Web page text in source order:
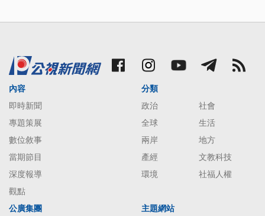
內容
即時新聞
專題策展
數位敘事
當期節目
深度報導
觀點
分類
政治
社會
全球
生活
兩岸
地方
產經
文教科技
環境
社福人權
公廣集團 主題網站